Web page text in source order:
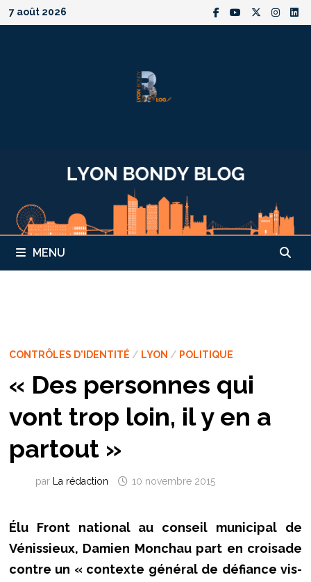
Passer
au
7 août 2026
MENU
CONTRÔLES D'IDENTITÉ / LYON / POLITIQUE
« Des personnes qui
vont trop loin, il y en a
partout »
par La rédaction 10 novembre 2015
Élu Front national au conseil municipal de
Vénissieux, Damien Monchau part en croisade
contre un « contexte général de défiance vis-